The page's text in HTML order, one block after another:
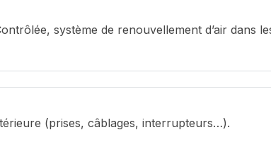
système de renouvellement d’air dans
(prises, câblages, interrupteurs…).